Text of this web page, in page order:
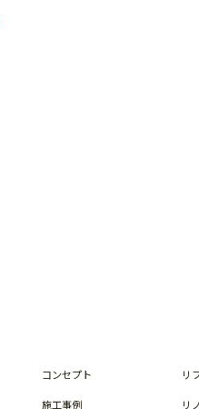
コンセプト リ
施工事例 リ